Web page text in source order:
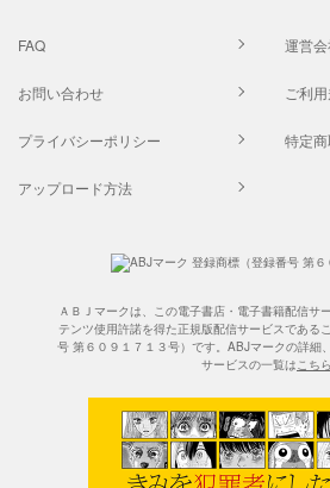
FAQ 運営会
お問い合わせ ご利
プライバシーポリシー 特定
アップロード方法
ＡＢＪマークは、この電子書店・電子書籍配信サ
テンツ使用許諾を得た正規版配信サービスである
号 第６０９１７１３号）です。ABJマークの詳細
サービスの一覧はこちら